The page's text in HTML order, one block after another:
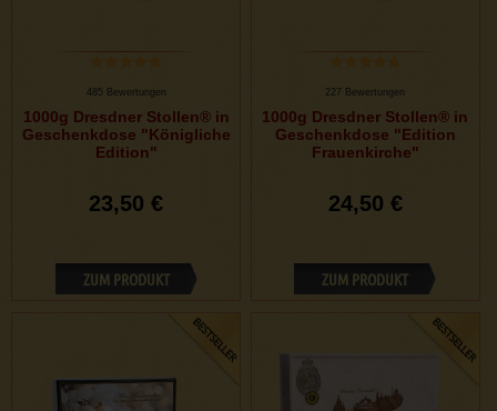
485 Bewertungen
1000g Dresdner Stollen® in
Geschenkdose "Königliche
Edition"
23,50 €
ZUM PRODUKT
227 Bewertungen
1000g Dresdner Stollen® in
Geschenkdose "Edition
Frauenkirche"
24,50 €
ZUM PRODUKT